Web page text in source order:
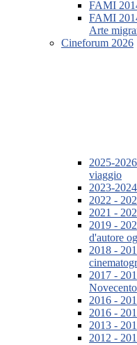
FAMI
FAMI
Arte
Cineforum 2026
2025-
viaggio
2023-
2022 -
2021 -
2019 -
d'autore
2018 -
2017 -
Novecento
2016 -
2016 -
2013 -
2012 -